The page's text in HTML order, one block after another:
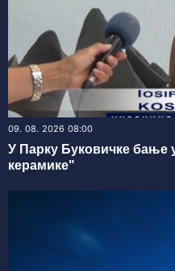
09. 08. 2026 08:00
У Парку Буковичке бање
керамике"